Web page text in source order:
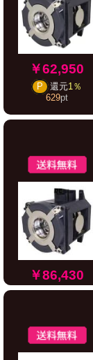
￥62,950
P 還元1％
629pt
￥86,430